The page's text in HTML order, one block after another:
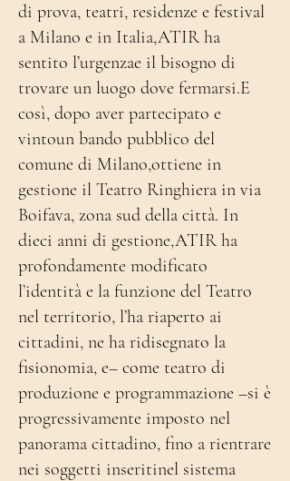
di prova, teatri, residenze e festival
a Milano e in Italia,ATIR ha
sentito l’urgenzae il bisogno di
trovare un luogo dove fermarsi.E
così, dopo aver partecipato e
vintoun bando pubblico del
comune di Milano,ottiene in
gestione il Teatro Ringhiera in via
Boifava, zona sud della città. In
dieci anni di gestione,ATIR ha
profondamente modificato
l’identità e la funzione del Teatro
nel territorio, l’ha riaperto ai
cittadini, ne ha ridisegnato la
fisionomia, e– come teatro di
produzione e programmazione –si è
progressivamente imposto nel
panorama cittadino, fino a rientrare
nei soggetti inseritinel sistema